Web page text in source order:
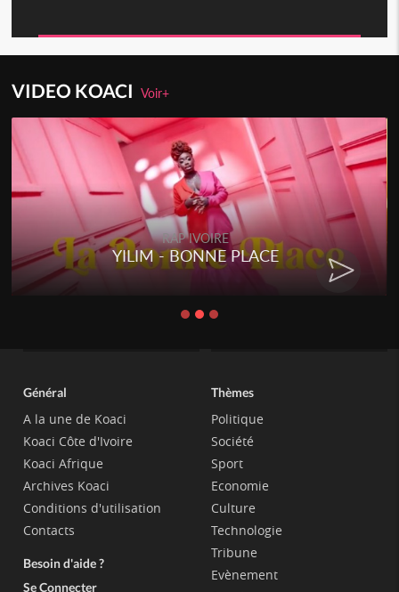
VIDEO KOACIVoir+
RAP IVOIRE
YILIM - BONNE PLACE
Général
A la une de Koaci
Koaci Côte d'Ivoire
Koaci Afrique
Archives Koaci
Conditions d'utilisation
Contacts
Besoin d'aide ?
Se Connecter
Thèmes
Politique
Société
Sport
Economie
Culture
Technologie
Tribune
Evènement